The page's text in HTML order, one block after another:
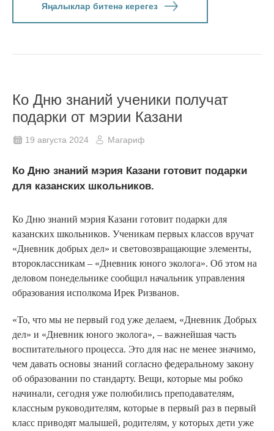
Яңалыклар битенә керегез
Ко Дню знаний ученики получат
подарки от мэрии Казани
19 августа 2024 Магариф
Ко Дню знаний мэрия Казани готовит подарки
для казанских школьников.
Ко Дню знаний мэрия Казани готовит подарки для
казанских школьников. Ученикам первых классов вручат
«Дневник добрых дел» и световозвращающие элементы,
второклассникам – «Дневник юного эколога». Об этом на
деловом понедельнике сообщил начальник управления
образования исполкома Ирек Ризванов.
«То, что мы не первый год уже делаем, «Дневник Добрых
дел» и «Дневник юного эколога», – важнейшая часть
воспитательного процесса. Это для нас не менее значимо,
чем давать основы знаний согласно федеральному закону
об образовании по стандарту. Вещи, которые мы робко
начинали, сегодня уже полюбились преподавателям,
классным руководителям, которые в первый раз в первый
класс приводят малышей, родителям, у которых дети уже